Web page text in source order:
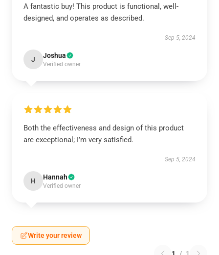
A fantastic buy! This product is functional, well-
designed, and operates as described.
Sep 5, 2024
J Joshua
Verified owner
Both the effectiveness and design of this product
are exceptional; I’m very satisfied.
Sep 5, 2024
H Hannah
Verified owner
Write your review